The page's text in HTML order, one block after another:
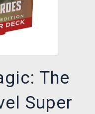
The
Super